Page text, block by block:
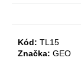
Kód: TL15
Značka: GEO
D
o